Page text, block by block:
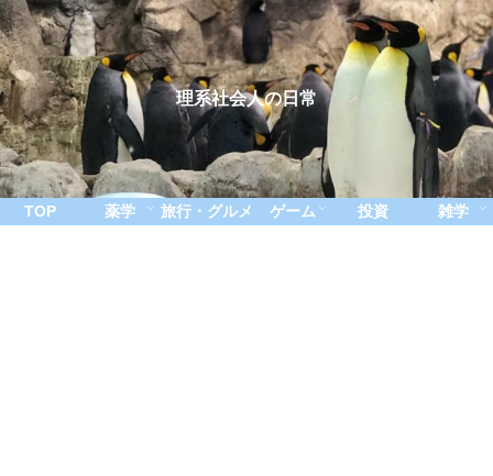
理系社会人の日常
TOP 薬学 旅行・グルメ ゲーム 投資 雑学